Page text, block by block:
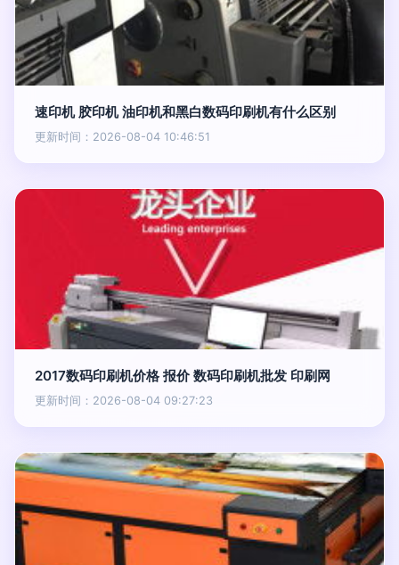
速印机 胶印机 油印机和黑白数码印刷机有什么区别
更新时间：2026-08-04 10:46:51
2017数码印刷机价格 报价 数码印刷机批发 印刷网
更新时间：2026-08-04 09:27:23